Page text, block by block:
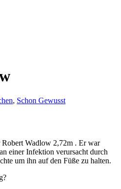
, Schon Gewusst
Wadlow 2,72m . Er war
einer Infektion verursacht durch
um ihn auf den Füße zu halten.